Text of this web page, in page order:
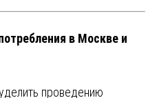
в Москве и
проведению